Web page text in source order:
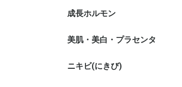
成長ホルモン
美肌・美白・プラセンタ
ニキビ(にきび)